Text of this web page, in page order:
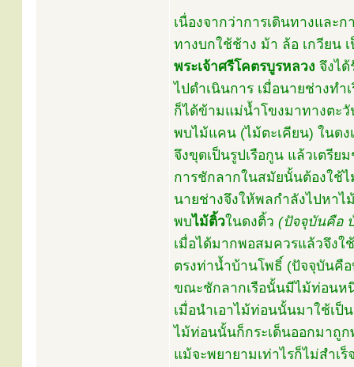
เนื่องจากว่าการเดินทางและ
ทางบกใช้ช้าง ม้า ล้อ เกวียน
พระเจ้าศรีโคตรบูรหลวง จึงไ
ไปดำเนินการ เมื่อนายช่างท
ก็ได้ข้ามแม่น้ำโขงมาทางตะวั
พบไม้แคน (ไม้ตะเคียน) ในด
จึงขุดเป็นรูปเรือกูน แล้วเตรีย
การชักลากในสมัยนั้นต้องใช้
นายช่างจึงให้พลกำลังไปหา
พบไม้ติ้วในดงติ้ว (ปัจจุบันคือ
เมื่อได้มากพอสมควรแล้วจึง
ตรงท่าน้ำบ้านโพธิ์ (ปัจจุบันคื
ขณะชักลากเรือนั้นมีไม้ท่อนห
เมื่อนำเอาไม้ท่อนนั้นมาใช้เป็
ไม้ท่อนนั้นก็กระเด็นออกมาถูก
แม้จะพยายามเท่าไรก็ไม่สำเ